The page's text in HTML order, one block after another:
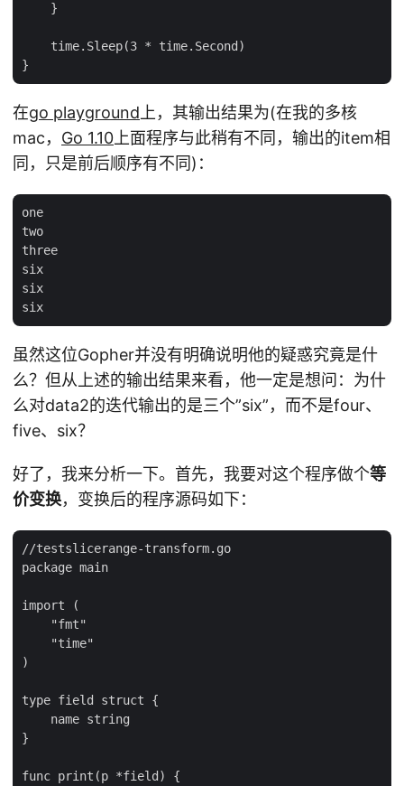
    }
    time.Sleep(3 * time.Second)
在go playground 上，其输出结果为(在我的多核
mac， Go 1.10 上面程序与此稍有不同，输出的item相
同，只是前后顺序有不同)：
one
two
three
six
six
虽然这位Gopher并没有明确说明他的疑惑究竟是什
么？但从上述的输出结果来看，他一定是想问：为什
么对data2的迭代输出的是三个”six”，而不是four、
five、six？
好了，我来分析一下。首先，我要对这个程序做个等
价变换，变换后的程序源码如下：
//testslicerange-transform.go
package main
import (
    "fmt"
    "time"
)
type field struct {
    name string
}
func print(p *field) {